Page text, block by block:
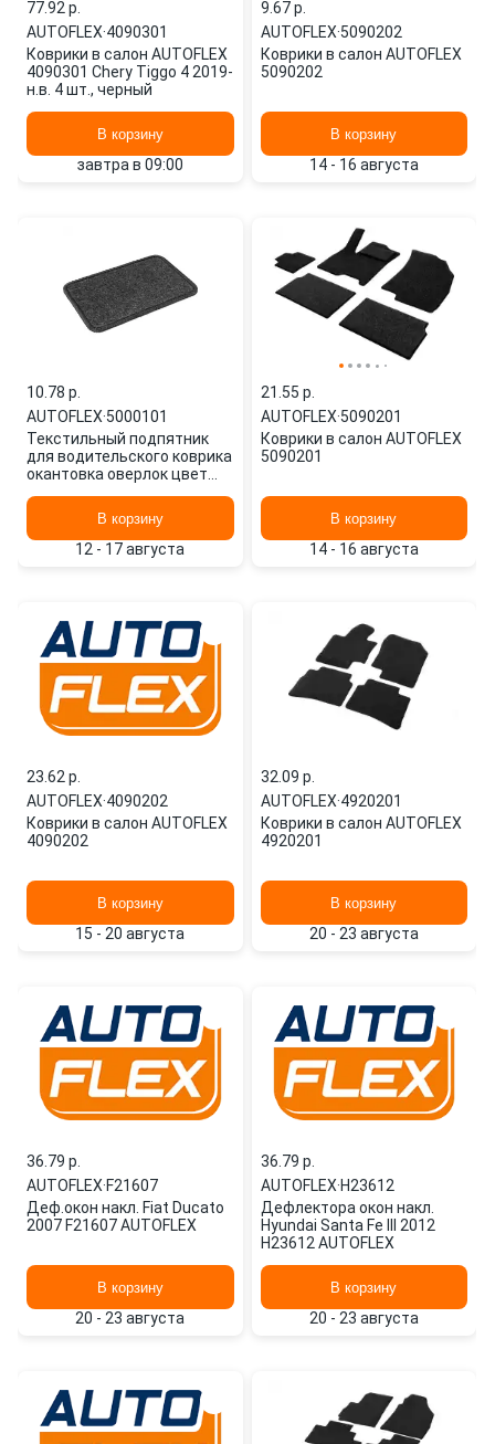
77.92 p.
AUTOFLEX·4090301
Коврики в салон AUTOFLEX
4090301 Chery Tiggo 4 2019-
н.в. 4 шт., черный
В корзину
завтра в 09:00
9.67 p.
AUTOFLEX·5090202
Коврики в салон AUTOFLEX
5090202
В корзину
14 - 16 августа
10.78 p.
AUTOFLEX·5000101
Текстильный подпятник
для водительского коврика
окантовка оверлок цвет
В корзину
12 - 17 августа
21.55 p.
AUTOFLEX·5090201
Коврики в салон AUTOFLEX
5090201
В корзину
14 - 16 августа
23.62 p.
AUTOFLEX·4090202
Коврики в салон AUTOFLEX
4090202
В корзину
15 - 20 августа
32.09 p.
AUTOFLEX·4920201
Коврики в салон AUTOFLEX
4920201
В корзину
20 - 23 августа
36.79 p.
AUTOFLEX·F21607
Деф.окон накл. Fiat Ducato
2007 F21607 AUTOFLEX
В корзину
20 - 23 августа
36.79 p.
AUTOFLEX·H23612
Дефлектора окон накл.
Hyundai Santa Fe III 2012
H23612 AUTOFLEX
В корзину
20 - 23 августа